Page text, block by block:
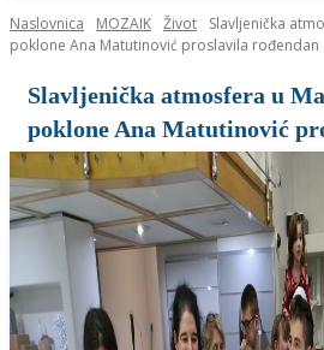
Naslovnica MOZAIK Život
Slavljenička
poklone Ana Matutinović proslavila rođendan
Slavljenička atmosfera u
poklone Ana Matutinović